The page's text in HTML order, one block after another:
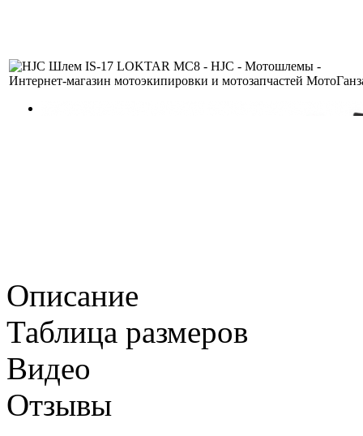
Описание
Таблица размеров
Видео
Отзывы